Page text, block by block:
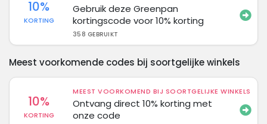
10%
KORTING
Gebruik deze Greenpan
kortingscode voor 10% korting
358 GEBRUIKT
Meest voorkomende codes bij soortgelijke winkels
10%
KORTING
MEEST VOORKOMEND BIJ SOORTGELIJKE WINKELS
Ontvang direct 10% korting met
onze code